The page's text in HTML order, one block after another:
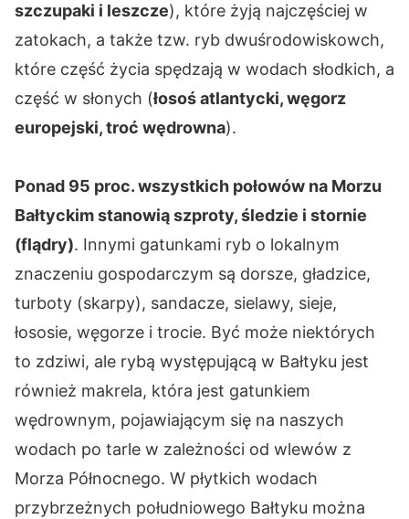
szczupaki i leszcze), które żyją najczęściej w
zatokach, a także tzw. ryb dwuśrodowiskowch,
które część życia spędzają w wodach słodkich, a
część w słonych (łosoś atlantycki, węgorz
europejski, troć wędrowna).
Ponad 95 proc. wszystkich połowów na Morzu
Bałtyckim stanowią szproty, śledzie i stornie
(flądry). Innymi gatunkami ryb o lokalnym
znaczeniu gospodarczym są dorsze, gładzice,
turboty (skarpy), sandacze, sielawy, sieje,
łososie, węgorze i trocie. Być może niektórych
to zdziwi, ale rybą występującą w Bałtyku jest
również makrela, która jest gatunkiem
wędrownym, pojawiającym się na naszych
wodach po tarle w zależności od wlewów z
Morza Północnego. W płytkich wodach
przybrzeżnych południowego Bałtyku można